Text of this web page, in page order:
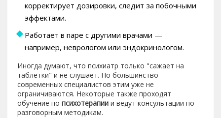
корректирует дозировки, следит за побочными
эффектами.
Работает в паре с другими врачами —
например, неврологом или эндокринологом.
Иногда думают, что психиатр только "сажает на
таблетки" и не слушает. Но большинство
современных специалистов этим уже не
ограничиваются. Некоторые также проходят
обучение по психотерапии и ведут консультации по
разговорным методикам.